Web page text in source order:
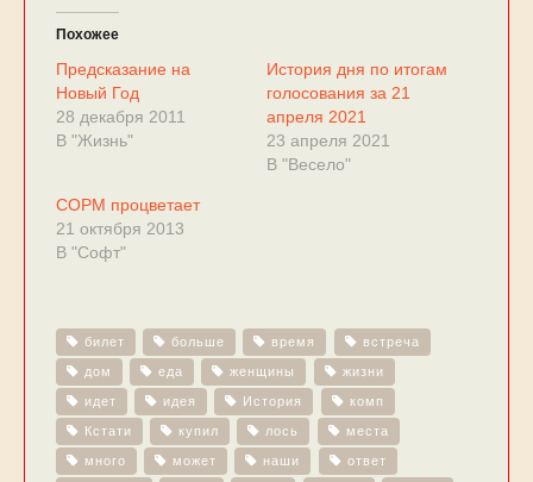
Похожее
Предсказание на
Новый Год
28 декабря 2011
В "Жизнь"
История дня по итогам
голосования за 21
апреля 2021
23 апреля 2021
В "Весело"
СОРМ процветает
21 октября 2013
В "Софт"
билет больше время встреча
дом еда женщины жизни
идет идея История комп
Кстати купил лось места
много может наши ответ